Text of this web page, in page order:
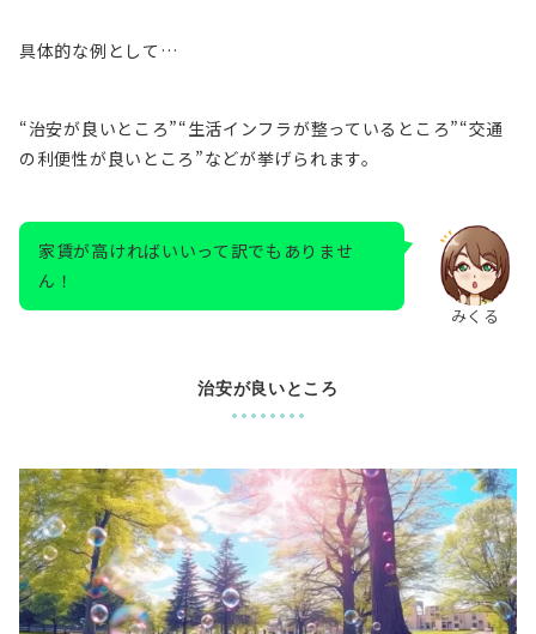
具体的な例として…
“治安が良いところ”“生活インフラが整っているところ”“交通
の利便性が良いところ”などが挙げられます。
みくる
家賃が高ければいいって訳でもありませ
ん！
治安が良いところ